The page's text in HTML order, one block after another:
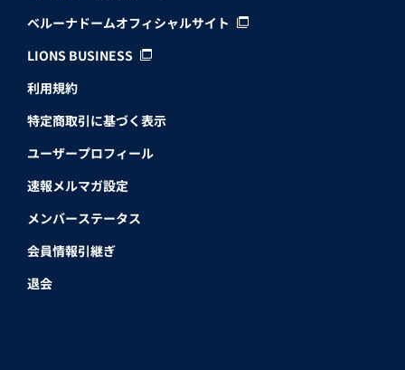
ベルーナドームオフィシャルサイト
LIONS BUSINESS
利用規約
特定商取引に基づく表示
ユーザープロフィール
速報メルマガ設定
メンバーステータス
会員情報引継ぎ
退会